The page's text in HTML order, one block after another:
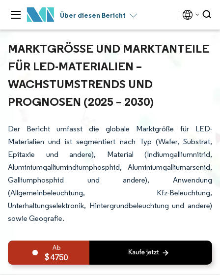
Über diesen Bericht
MARKTGRÖSSE UND MARKTANTEILE F
ÜR LED-MATERIALIEN – W
ACHSTUMSTRENDS UND P
ROGNOSEN (2025 – 2030)
Der Bericht umfasst die globale Marktgröße für LED-
Materialien und ist segmentiert nach Typ (Wafer, Substrat,
Epitaxie und andere), Material (Indiumgalliumnitrid,
Aluminiumgalliumindiumphosphid, Aluminiumgalliumarsenid,
Galliumphosphid und andere), Anwendung
(Allgemeinbeleuchtung, Kfz-Beleuchtung,
Unterhaltungselektronik, Hintergrundbeleuchtung und andere)
sowie Geografie.
4750